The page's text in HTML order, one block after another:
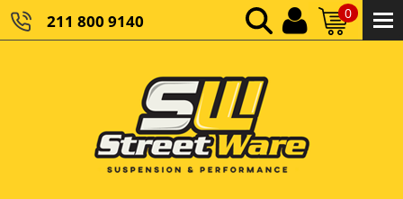
211 800 9140 0
ΚΑΘΑΡΌ ΣΎΝΟΛΟ:
ΤΕΛΙΚΌ ΣΎΝΟΛΟ:0,00 €